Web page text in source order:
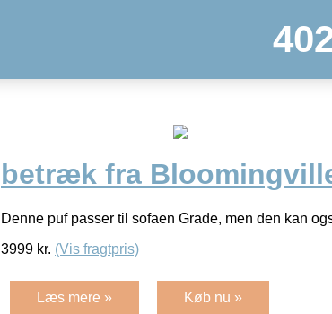
betræk fra
Denne puf passer til sofaen Grade, men den kan
3999 kr. (Vis fragtpris)
Læs mere » Køb nu »